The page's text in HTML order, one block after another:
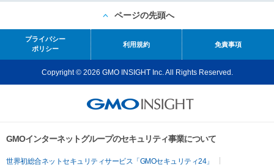
ページの先頭へ
プライバシー
ポリシー
利用規約 免責事項
Copyright © 2026 GMO INSIGHT Inc. All Rights Reserved.
GMOインターネットグループのセキュリティ事業について
世界初総合ネットセキュリティサービス「GMOセキュリティ24」